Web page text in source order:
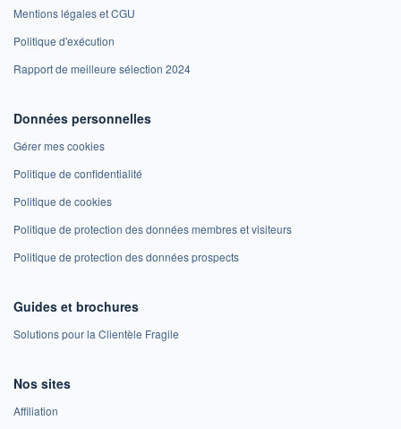
Mentions légales et CGU
Politique d'exécution
Rapport de meilleure sélection 2024
Données personnelles
Gérer mes cookies
Politique de confidentialité
Politique de cookies
Politique de protection des données membres et visiteurs
Politique de protection des données prospects
Guides et brochures
Solutions pour la Clientèle Fragile
Nos sites
Affiliation